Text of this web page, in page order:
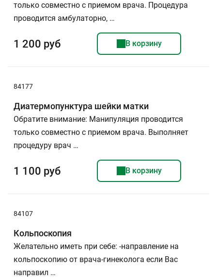
только совместно с приемом врача. Процедура
проводится амбулаторно, …
1 200 руб В корзину
84177
Диатермопунктура шейки матки
Обратите внимание: Манипуляция проводится
только совместно с приемом врача. Выполняет
процедуру врач …
1 100 руб В корзину
84107
Кольпоскопия
Желательно иметь при себе: -направление на
кольпоскопию от врача-гинеколога если Вас
направил …